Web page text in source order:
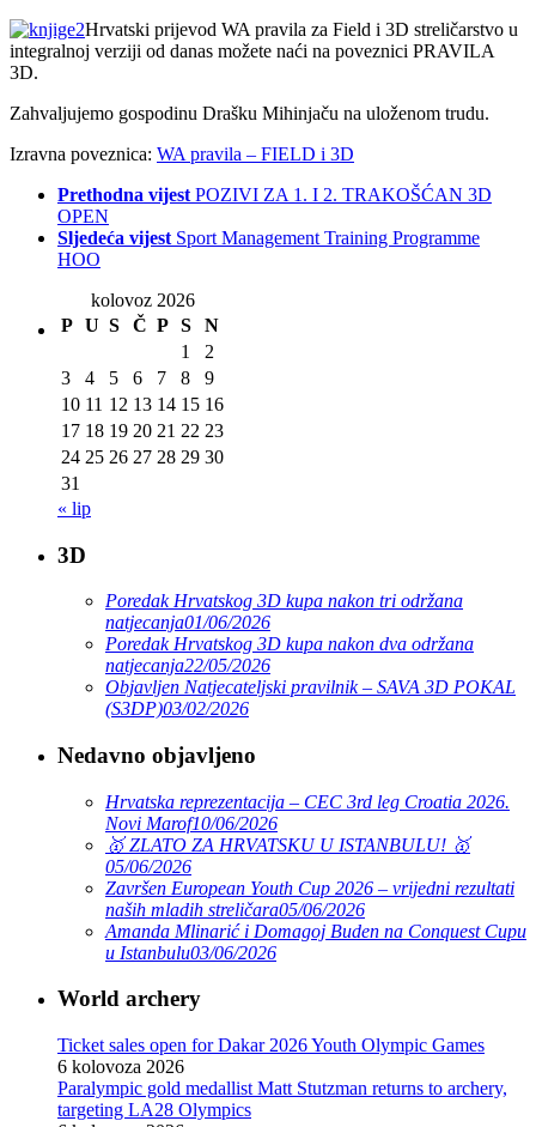
Hrvatski prijevod WA pravila za Field i 3D streličarstvo u
integralnoj verziji od danas možete naći na poveznici PRAVILA
3D.
Zahvaljujemo gospodinu Drašku Mihinjaču na uloženom trudu.
Izravna poveznica: WA pravila – FIELD i 3D
Prethodna vijest POZIVI ZA 1. I 2. TRAKOŠĆAN 3D
OPEN
Sljedeća vijest Sport Management Training Programme
HOO
kolovoz 2026
P U S Č P S
N
1
2
3
4 5 6 7 8
9
10 11 12 13 14 15 16
17 18 19 20 21 22 23
24 25 26 27 28 29 30
31
« lip
3D
Poredak Hrvatskog 3D kupa nakon tri održana
natjecanja01/06/2026
Poredak Hrvatskog 3D kupa nakon dva održana
natjecanja22/05/2026
Objavljen Natjecateljski pravilnik – SAVA 3D POKAL
(S3DP)03/02/2026
Nedavno objavljeno
Hrvatska reprezentacija – CEC 3rd leg Croatia 2026.
Novi Marof10/06/2026
🥇 ZLATO ZA HRVATSKU U ISTANBULU! 🥇
05/06/2026
Završen European Youth Cup 2026 – vrijedni rezultati
naših mladih streličara05/06/2026
Amanda Mlinarić i Domagoj Buden na Conquest Cupu
u Istanbulu03/06/2026
World archery
Ticket sales open for Dakar 2026 Youth Olympic Games
6 kolovoza 2026
Paralympic gold medallist Matt Stutzman returns to archery,
targeting LA28 Olympics